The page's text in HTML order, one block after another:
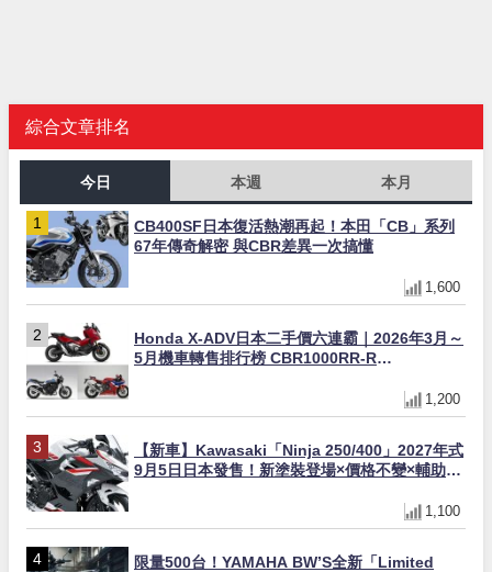
綜合文章排名
今日 本週 本月
CB400SF日本復活熱潮再起！本田「CB」系列
67年傳奇解密 與CBR差異一次搞懂
1,600
Honda X-ADV日本二手價六連霸｜2026年3月～
5月機車轉售排行榜 CBR1000RR-R
1,200
【新車】Kawasaki「Ninja 250/400」2027年式
9月5日日本發售！新塗裝登場×價格不變×輔助滑
1,100
限量500台！YAMAHA BW’S全新「Limited